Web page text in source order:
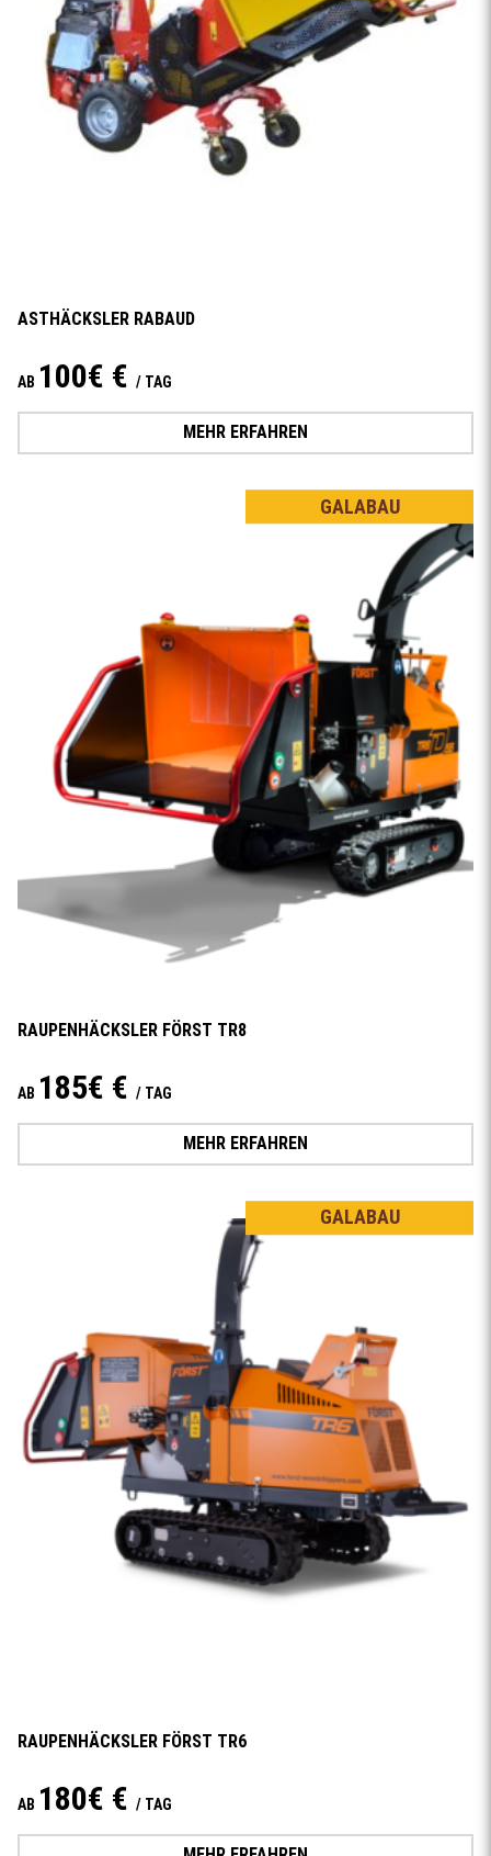
ASTHÄCKSLER RABAUD
AB 100€ € / TAG
MEHR ERFAHREN
GALABAU
RAUPENHÄCKSLER FÖRST TR8
AB 185€ € / TAG
MEHR ERFAHREN
GALABAU
RAUPENHÄCKSLER FÖRST TR6
AB 180€ € / TAG